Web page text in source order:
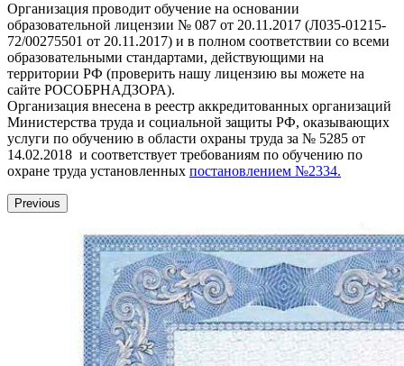
Организация проводит обучение на основании
образовательной лицензии № 087 от 20.11.2017 (Л035-01215-
72/00275501 от 20.11.2017) и в полном соответствии со всеми
образовательными стандартами, действующими на
территории РФ (проверить нашу лицензию вы можете на
сайте РОСОБРНАДЗОРА).
Организация внесена в реестр аккредитованных организаций
Министерства труда и социальной защиты РФ, оказывающих
услуги по обучению в области охраны труда за № 5285 от
14.02.2018 и соответствует требованиям по обучению по
охране труда установленных постановлением №2334.
Previous